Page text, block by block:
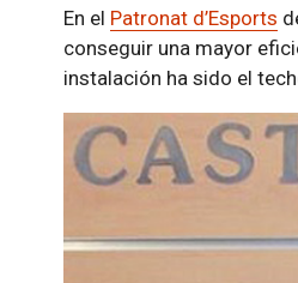
En el Patronat d’Esports
conseguir una mayor
instalación ha sido el